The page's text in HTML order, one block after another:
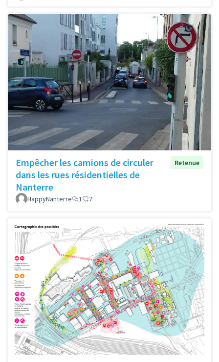
Empêcher les camions de circuler
dans les rues résidentielles de
Nanterre
Retenue
HappyNanterre 1 7